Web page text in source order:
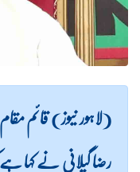
(لاہور نیوز) قائم
رضا گیلانی نے